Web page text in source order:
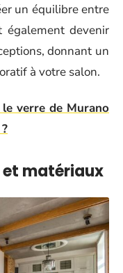
un équilibre entre
devenir
donnant un
à votre salon.
verre de Murano
et matériaux